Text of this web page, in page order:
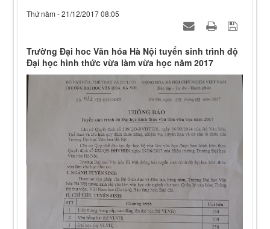
Thứ năm - 21/12/2017 08:05
Trường Đại hoc Văn hóa Hà Nội tuyển sinh trình độ
Đại học hình thức vừa làm vừa học năm 2017